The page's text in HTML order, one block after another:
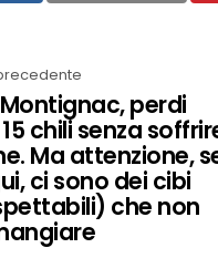
perdi
chili senza
Ma attenzione,
ci sono dei cibi
che non